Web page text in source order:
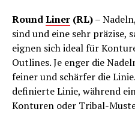
RoundLiner (RL)–
sind und eine sehr präzise,
eignen sich ideal für
Outlines. Je enger die
feiner und schärfer die
definierte Linie, während
Konturen oder Tribal-